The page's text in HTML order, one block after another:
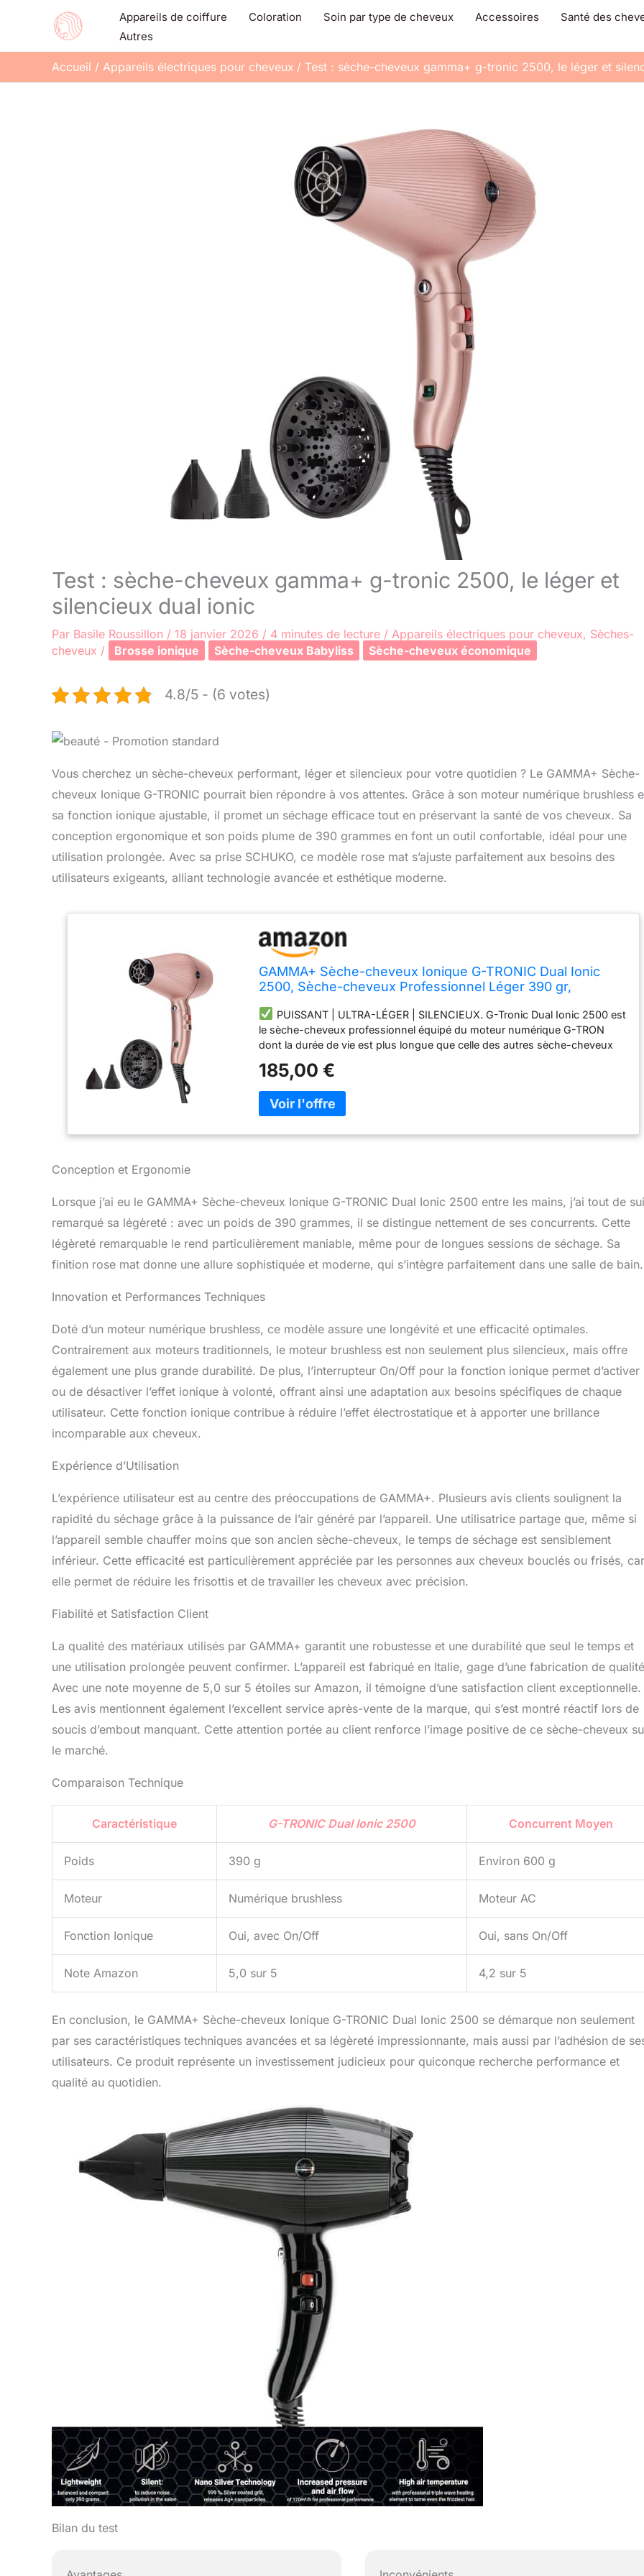
contenu
Appareils de coiffure Coloration Soin par type de cheveux Accessoires
Santé des
Autres
Accueil Appareils électriques pour cheveux Test : sèche-cheveux gamma+ g-tronic 2500, le léger et
Test : sèche-cheveux gamma+ g-tronic 2500, le léger et
silencieux dual ionic
Par Basile Roussillon / 18 janvier 2026 / 4 minutes de lecture / Appareils électriques pour cheveux, Sèches-
cheveux / Brosse ionique Sèche-cheveux Babyliss Sèche-cheveux économique
4.8/5 - (6 votes)
Vous cherchez un sèche-cheveux performant, léger et silencieux pour votre quotidien ? Le GAMMA+ Sèche-
cheveux Ionique G-TRONIC pourrait bien répondre à vos attentes. Grâce à son moteur numérique brushless
sa fonction ionique ajustable, il promet un séchage efficace tout en préservant la santé de vos cheveux. Sa
conception ergonomique et son poids plume de 390 grammes en font un outil confortable, idéal pour une
utilisation prolongée. Avec sa prise SCHUKO, ce modèle rose mat s’ajuste parfaitement aux besoins des
utilisateurs exigeants, alliant technologie avancée et esthétique moderne.
GAMMA+ Sèche-cheveux Ionique G-TRONIC Dual Ionic
2500, Sèche-cheveux Professionnel Léger 390 gr,
Brushless, Silencieux (Prise SCHUKO, Rose mat)
PUISSANT | ULTRA-LÉGER | SILENCIEUX. G-Tronic Dual Ionic 2500 est
le sèche-cheveux professionnel équipé du moteur numérique G-TRON
dont la durée de vie est plus longue que celle des autres sèche-cheveux
cheveux offre des meilleures performances en termes de production de
chaleur ce qui facilite le travail des coiffeurs. Il est silencieux, ne pesant que
390 gr et assure des temps de séchage réduits sans abîmer les cheveux.
GENERATEUR D'IONS AVEC INTERRUPTEUR ON-OFF. Sèche-cheveux
avec technologie ionique pour sécher plus rapidement et pour avoir des
obtenir des cheveux hydratés, lisses et sans énergie électrostatique.
Interrupteur positionné sur O: pour obtenir volume et consistance.
COIFFAGE POUR LES CHEVEUX CRÉPUS. G-Tronic Dual Ionic 2500
assure des températures élevées de l'air sortant grâce à l'action de la triple
respecte au maximum les cheveux et la peau.
CHEVEUX ET PEAU
recouverte d'Argent 999%, qui libère des nanoparticules Ag+ connues
protège les cheveux et la peau.
CE QUI EST INCLUS DANS
L'EMBALLAGE. Sèche-cheveux professionnel G-Tronic Dual Ionic 2500, 1x
buse la plus étroite est parfaite pour un séchage plus rapide, la buse la
plus large pour un coiffage défini.
185,00 €
Conception et Ergonomie
Lorsque j’ai eu le GAMMA+ Sèche-cheveux Ionique G-TRONIC Dual Ionic 2500 entre les mains, j’ai tout de
remarqué sa légèreté : avec un poids de 390 grammes, il se distingue nettement de ses concurrents. Cette
légèreté remarquable le rend particulièrement maniable, même pour de longues sessions de séchage. Sa
finition rose mat donne une allure sophistiquée et moderne, qui s’intègre parfaitement dans une salle de bain.
Innovation et Performances Techniques
Doté d’un moteur numérique brushless, ce modèle assure une longévité et une efficacité optimales.
Contrairement aux moteurs traditionnels, le moteur brushless est non seulement plus silencieux, mais offre
également une plus grande durabilité. De plus, l’interrupteur On/Off pour la fonction ionique permet d’activer
ou de désactiver l’effet ionique à volonté, offrant ainsi une adaptation aux besoins spécifiques de chaque
utilisateur. Cette fonction ionique contribue à réduire l’effet électrostatique et à apporter une brillance
incomparable aux cheveux.
Expérience d’Utilisation
L’expérience utilisateur est au centre des préoccupations de GAMMA+. Plusieurs avis clients soulignent la
rapidité du séchage grâce à la puissance de l’air généré par l’appareil. Une utilisatrice partage que, même si
l’appareil semble chauffer moins que son ancien sèche-cheveux, le temps de séchage est sensiblement
inférieur. Cette efficacité est particulièrement appréciée par les personnes aux cheveux bouclés ou frisés, car
elle permet de réduire les frisottis et de travailler les cheveux avec précision.
Fiabilité et Satisfaction Client
La qualité des matériaux utilisés par GAMMA+ garantit une robustesse et une durabilité que seul le temps et
une utilisation prolongée peuvent confirmer. L’appareil est fabriqué en Italie, gage d’une fabrication de
Avec une note moyenne de 5,0 sur 5 étoiles sur Amazon, il témoigne d’une satisfaction client exceptionnelle.
Les avis mentionnent également l’excellent service après-vente de la marque, qui s’est montré réactif lors de
soucis d’embout manquant. Cette attention portée au client renforce l’image positive de ce sèche-cheveux
le marché.
Comparaison Technique
Caractéristique G-TRONIC Dual Ionic 2500 Concurrent Moyen
Poids 390 g Environ 600 g
Moteur Numérique brushless Moteur AC
Fonction Ionique Oui, avec On/Off Oui, sans On/Off
Note Amazon 5,0 sur 5 4,2 sur 5
En conclusion, le GAMMA+ Sèche-cheveux Ionique G-TRONIC Dual Ionic 2500 se démarque non seulement
par ses caractéristiques techniques avancées et sa légèreté impressionnante, mais aussi par l’adhésion de
utilisateurs. Ce produit représente un investissement judicieux pour quiconque recherche performance et
qualité au quotidien.
Bilan du test